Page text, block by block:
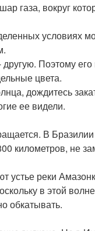
газа, вокруг
условиях
другую. Поэтому
цвета.
дождитесь
ее видели.
В
километров, не
устье реки
в этой
обкатывать.